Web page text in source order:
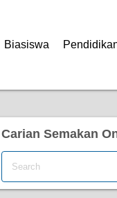
Biasiswa
Carian Semakan